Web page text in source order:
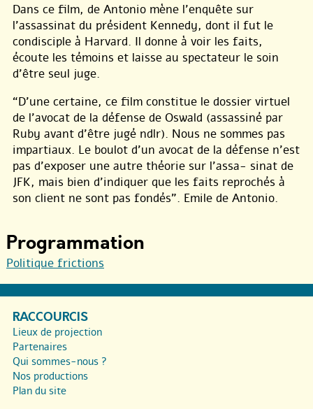
Dans ce film, de Antonio mène l’enquête sur
l’assassinat du président Kennedy, dont il fut le
condisciple à Harvard. Il donne à voir les faits,
écoute les témoins et laisse au spectateur le soin
d’être seul juge.
“D’une certaine, ce film constitue le dossier virtuel
de l’avocat de la défense de Oswald (assassiné par
Ruby avant d’être jugé ndlr). Nous ne sommes pas
impartiaux. Le boulot d’un avocat de la défense n’est
pas d’exposer une autre théorie sur l’assa- sinat de
JFK, mais bien d’indiquer que les faits reprochés à
son client ne sont pas fondés". Emile de Antonio.
Programmation
Politique frictions
RACCOURCIS
Lieux de projection
Partenaires
Qui sommes-nous ?
Nos productions
Plan du site